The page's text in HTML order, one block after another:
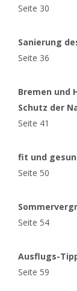
Seite 30
Sanierung
Seite 36
Bremen und
Schutz der
Seite 41
fit und
Seite 50
Seite 54
Ausflugs-
Seite 59